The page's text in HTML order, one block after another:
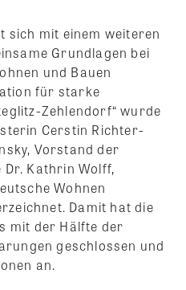
sich mit einem weiteren
Grundlagen bei
und Bauen
für starke
Zehlendorf“ wurde
Cerstin Richter-
Vorstand der
Dr. Kathrin Wolff,
Wohnen
Damit hat die
mit der Hälfte der
geschlossen und
an.